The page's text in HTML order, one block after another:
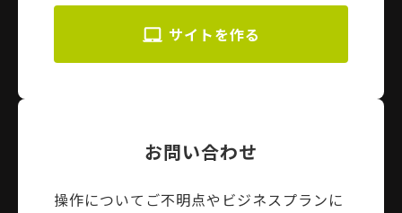
サイトを作る
お問い合わせ
操作についてご不明点やビジネスプランに